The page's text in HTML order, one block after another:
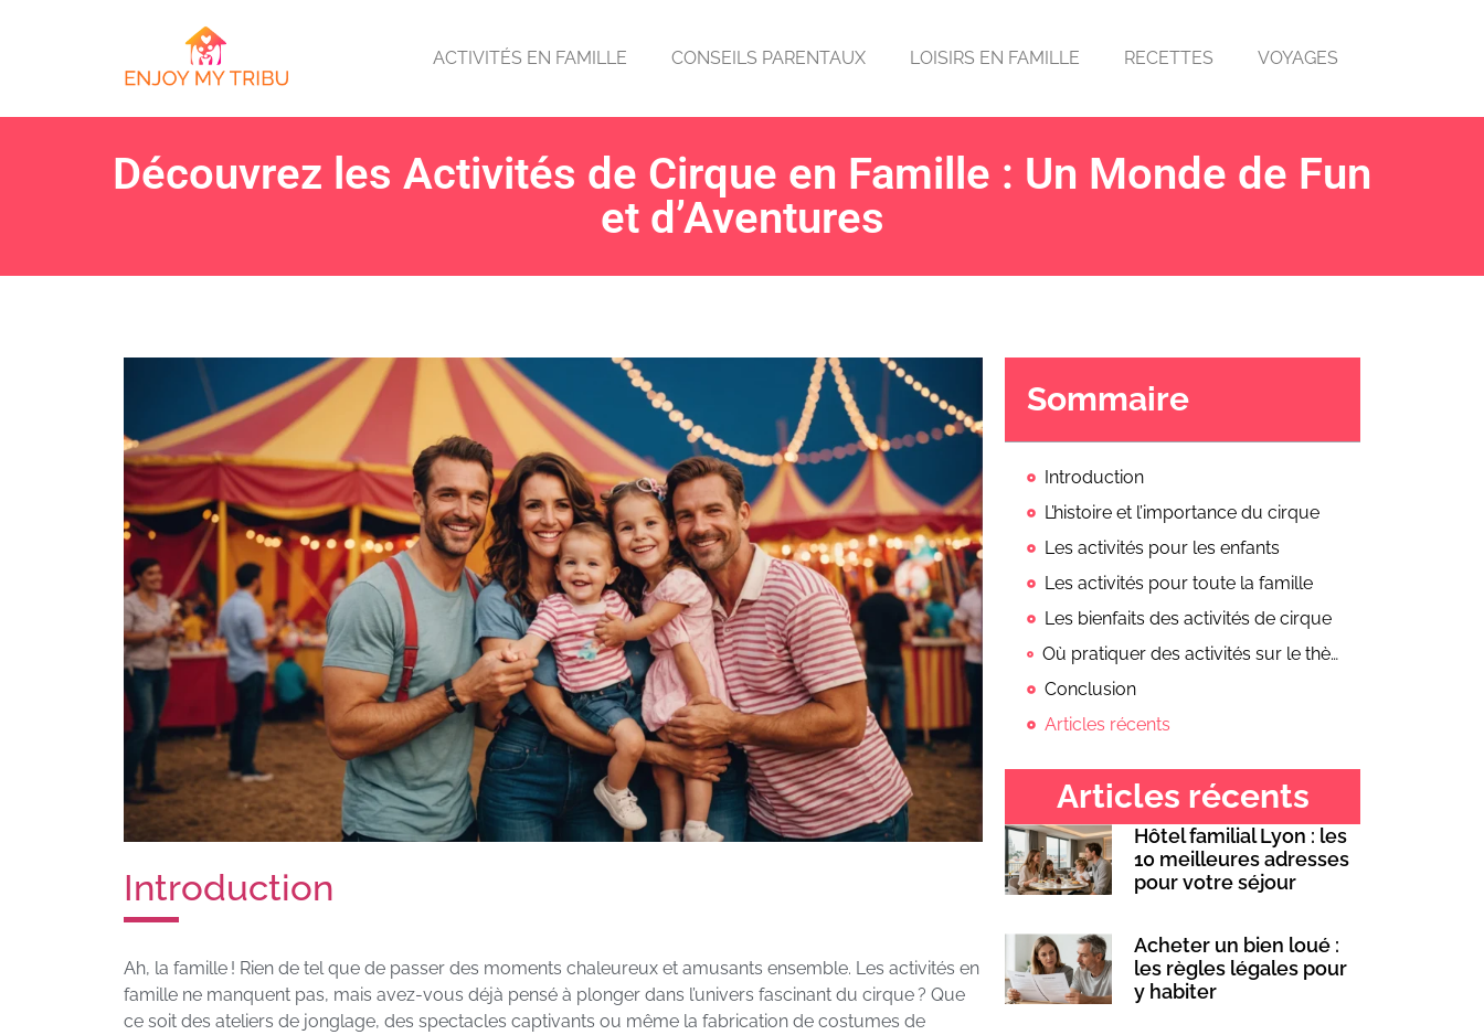
ACTIVITÉS EN FAMILLE CONSEILS PARENTAUX LOISIRS EN FAMILLE RECETTES VOYAGES
Découvrez les Activités de Cirque en Famille : Un Monde de Fun
et d’Aventures
Introduction
Ah, la famille ! Rien de tel que de passer des moments chaleureux et amusants ensemble. Les activités en
famille ne manquent pas, mais avez-vous déjà pensé à plonger dans l’univers fascinant du cirque ? Que
ce soit des ateliers de jonglage, des spectacles captivants ou même la fabrication de costumes de
Sommaire
Introduction
L’histoire et l’importance du cirque
Les activités pour les enfants
Les activités pour toute la famille
Les bienfaits des activités de cirque
Où pratiquer des activités sur le thème du cirque
Conclusion
Articles récents
Articles récents
Hôtel familial Lyon : les
10 meilleures adresses
pour votre séjour
Acheter un bien loué :
les règles légales pour
y habiter